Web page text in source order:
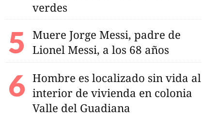
verdes
Muere Jorge Messi, padre de
Lionel Messi, a los 68 años
Hombre es localizado sin vida al
interior de vivienda en colonia
Valle del Guadiana